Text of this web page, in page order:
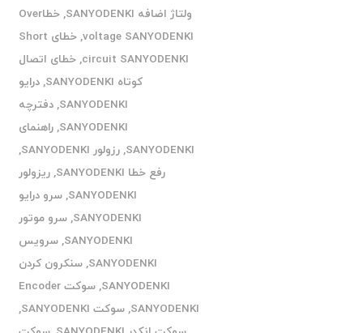
ولتاژ اضافه SANYODENKI
,
خطاOver
voltage SANYODENKI
,
خطای Short
circuit SANYODENKI
,خطای اتصال
کوتاه SANYODENKI
,درایو
SANYODENKI
,دفترچه
SANYODENKI
,راهنمای
SANYODENKI
,رزولور SANYODENKI
,
رفع خطا SANYODENKI
,ریزولور
SANYODENKI
,سرو درایو
SANYODENKI
,سرو موتور
SANYODENKI
,سرویس
SANYODENKI
,سنکرون کردن
SANYODENKI
,
سوکت Encoder
SANYODENKI
,سوکت SANYODENKI
,